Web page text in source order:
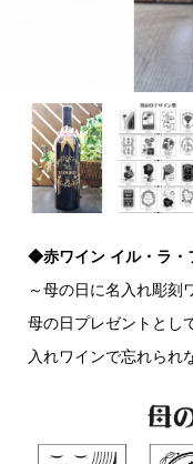
◆赤ワイン イル・ラ・
～母の日に名入れ彫刻
母の日プレゼントとし
入れワインで忘れられ